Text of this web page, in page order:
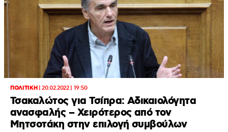
ΠΟΛΙΤΙΚΗ|20.02.2022 | 19:50
Τσακαλώτος για Τσίπρα: Αδικαιολόγητα
ανασφαλής – Χειρότερος από τον
Μητσοτάκη στην επιλογή συμβούλων